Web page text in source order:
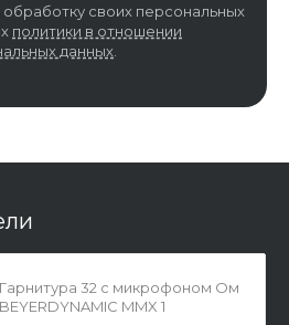
обработку своих персональных
политики в отношении
данных
Гарнитура 32 с микрофоном Ом
BEYERDYNAMIC MMX 1